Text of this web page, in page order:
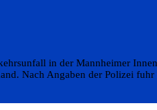
in der Mannheimer
Nach Angaben der Polizei